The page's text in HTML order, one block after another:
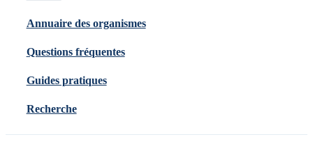
Annuaire des organismes
Questions fréquentes
Guides pratiques
Recherche